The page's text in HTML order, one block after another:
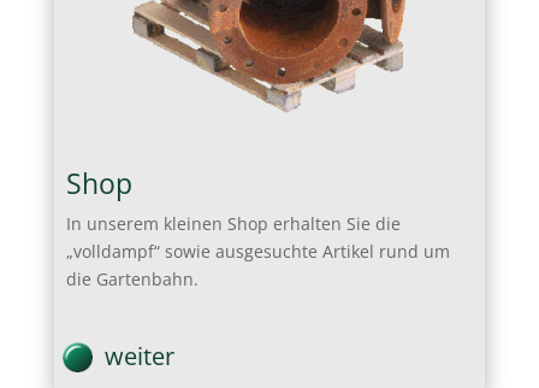
Shop
In unserem kleinen Shop erhalten Sie die
„volldampf“ sowie ausgesuchte Artikel rund um
die Gartenbahn.
weiter